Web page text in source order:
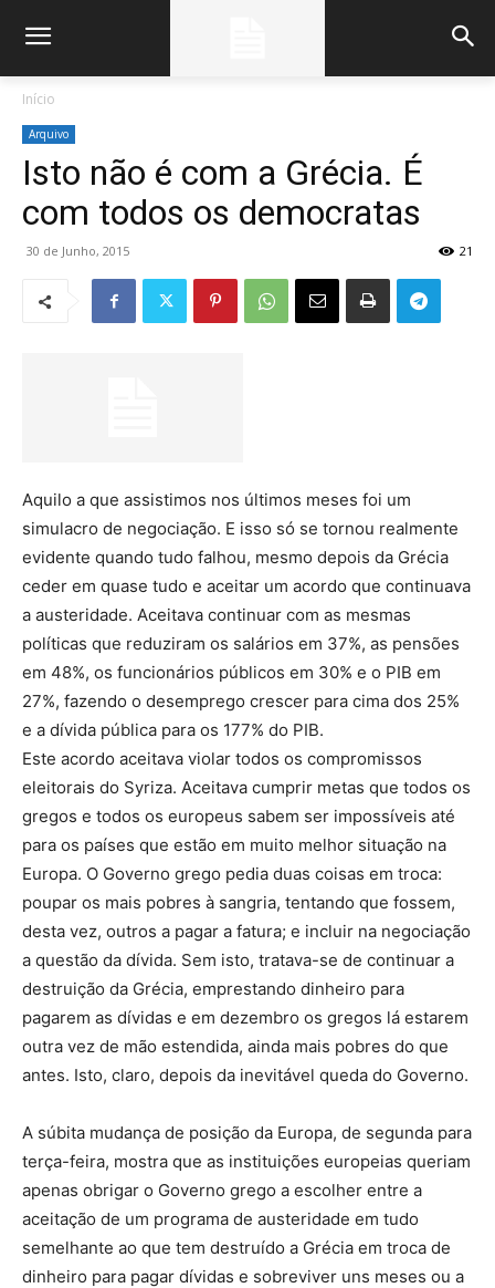
Início
Arquivo
Isto não é com a Grécia. É
com todos os democratas
30 de Junho, 2015 21
Aquilo a que assistimos nos últimos meses foi um
simulacro de negociação. E isso só se tornou realmente
evidente quando tudo falhou, mesmo depois da Grécia
ceder em quase tudo e aceitar um acordo que continuava
a austeridade. Aceitava continuar com as mesmas
políticas que reduziram os salários em 37%, as pensões
em 48%, os funcionários públicos em 30% e o PIB em
27%, fazendo o desemprego crescer para cima dos 25%
e a dívida pública para os 177% do PIB.
Este acordo aceitava violar todos os compromissos
eleitorais do Syriza. Aceitava cumprir metas que todos os
gregos e todos os europeus sabem ser impossíveis até
para os países que estão em muito melhor situação na
Europa. O Governo grego pedia duas coisas em troca:
poupar os mais pobres à sangria, tentando que fossem,
desta vez, outros a pagar a fatura; e incluir na negociação
a questão da dívida. Sem isto, tratava-se de continuar a
destruição da Grécia, emprestando dinheiro para
pagarem as dívidas e em dezembro os gregos lá estarem
outra vez de mão estendida, ainda mais pobres do que
antes. Isto, claro, depois da inevitável queda do Governo.
A súbita mudança de posição da Europa, de segunda para
terça-feira, mostra que as instituições europeias queriam
apenas obrigar o Governo grego a escolher entre a
aceitação de um programa de austeridade em tudo
semelhante ao que tem destruído a Grécia em troca de
dinheiro para pagar dívidas e sobreviver uns meses ou a